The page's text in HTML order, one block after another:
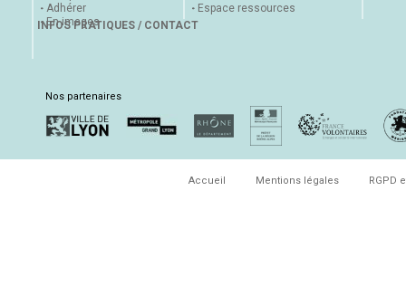
Adhérer
En images
Espace ressources
INFOS PRATIQUES / CONTACT
Nos partenaires
Accueil Mentions légales RGPD